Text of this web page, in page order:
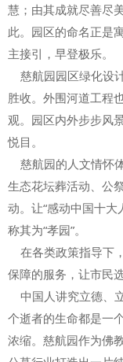
慧；由其成就尽善尽
此。园区的命名正是
主接引，早登极乐。
慈航园园区绿化设
胜收。外围河道工程
观。园区内外步步风
悦目。
慈航园的人文情怀
生态花坛葬活动、公
动。让“感动中国十大
称其为“孝园”。
在各类政策指导下
保障的服务，让市民
中国人讲究立德、
个逝者的生命都是一
浓缩。慈航园作为佛